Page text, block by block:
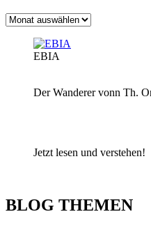
Archiv
EBIA
Der Wanderer vonn Th.
Jetzt lesen und verstehen!
BLOG THEMEN